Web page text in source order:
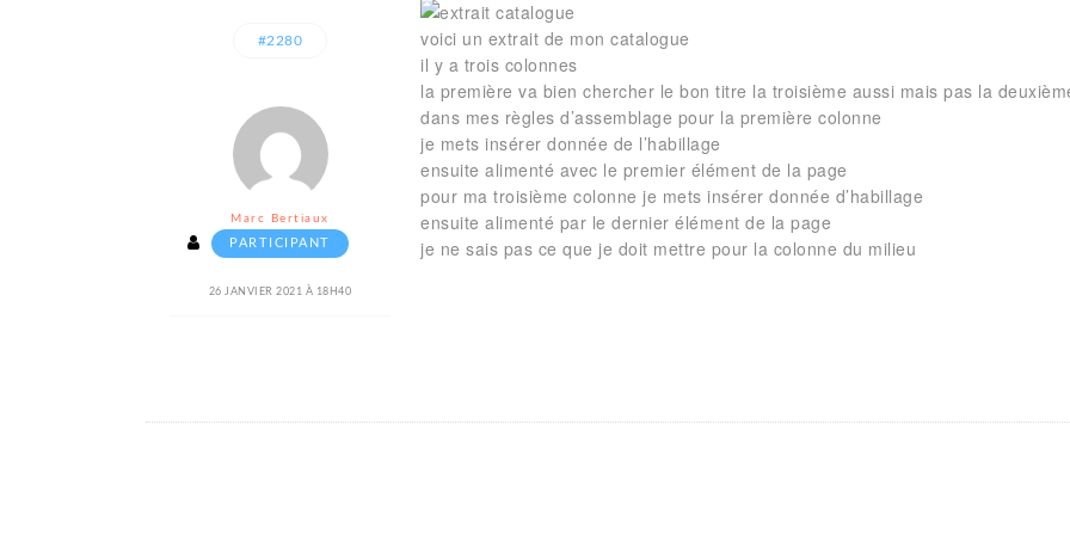
#2280
Marc Bertiaux
PARTICIPANT
26 JANVIER 2021 À 18H40
voici un extrait de mon catalogue
il y a trois colonnes
la première va bien chercher le bon titre la troisième aussi mais pas la
dans mes règles d’assemblage pour la première colonne
je mets insérer donnée de l’habillage
ensuite alimenté avec le premier élément de la page
pour ma troisième colonne je mets insérer donnée d’habillage
ensuite alimenté par le dernier élément de la page
je ne sais pas ce que je doit mettre pour la colonne du milieu